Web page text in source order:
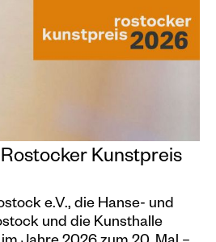
Kunstpreis
e.V., die Hanse- und
und die Kunsthalle